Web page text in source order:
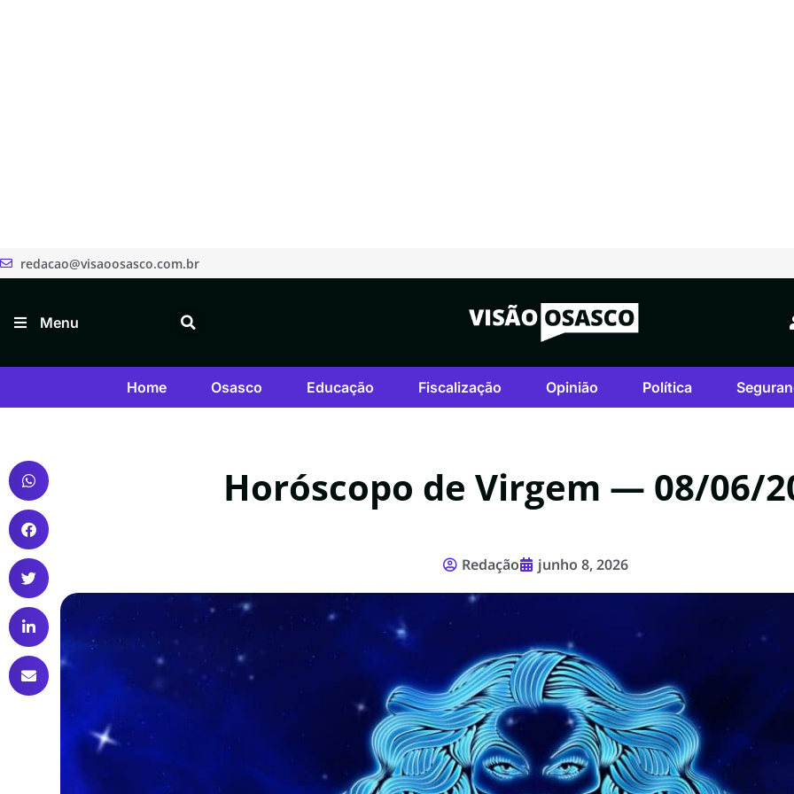
redacao@visaoosasco.com.br
Menu
Home Osasco Educação Fiscalização Opinião Política
Horóscopo de Virgem — 08/06/
Redação junho 8, 2026